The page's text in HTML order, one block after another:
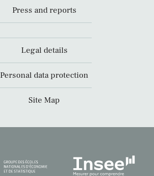
Press and reports
Legal details
Personal data protection
Site Map